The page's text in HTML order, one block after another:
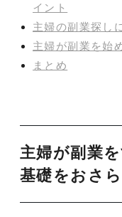
イント
主婦の副業探し
主婦が副業を始
まとめ
主婦が副業
基礎をおさ